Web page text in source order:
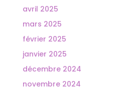
avril 2025
mars 2025
février 2025
janvier 2025
décembre 2024
novembre 2024